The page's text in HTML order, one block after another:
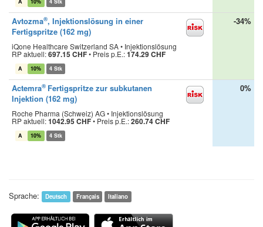
Avtozma®, Injektionslösung in einer
Fertigspritze (162 mg)
iQone Healthcare Switzerland SA • Injektionslösung
RP aktuell:697.15 CHF• Preis p.E.:174.29 CHF
A 10% 4 Stk
-34%
Actemra® Fertigspritze zur subkutanen
Injektion (162 mg)
Roche Pharma (Schweiz) AG • Injektionslösung
RP aktuell:1042.95 CHF• Preis p.E.:260.74 CHF
A 10% 4 Stk
0%
Sprache: Deutsch Français Italiano